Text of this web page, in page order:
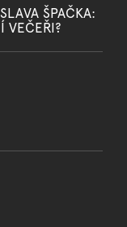
ŠPAČKA:
VEČEŘI?